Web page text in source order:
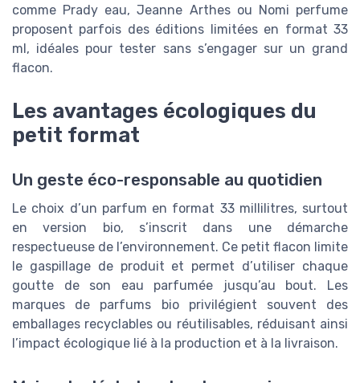
comme Prady eau, Jeanne Arthes ou Nomi perfume
proposent parfois des éditions limitées en format 33
ml, idéales pour tester sans s’engager sur un grand
flacon.
Les avantages écologiques du
petit format
Un geste éco-responsable au quotidien
Le choix d’un parfum en format 33 millilitres, surtout
en version bio, s’inscrit dans une démarche
respectueuse de l’environnement. Ce petit flacon limite
le gaspillage de produit et permet d’utiliser chaque
goutte de son eau parfumée jusqu’au bout. Les
marques de parfums bio privilégient souvent des
emballages recyclables ou réutilisables, réduisant ainsi
l’impact écologique lié à la production et à la livraison.